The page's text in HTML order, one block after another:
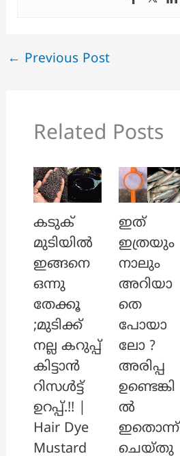
← Previous Post
Related Posts
കടുക്
മുടിയിൽ
ഇങ്ങനെ
ഒന്നു
തേക്കൂ
;മുടിക്ക്
നല്ല കറുപ്പ്
കിട്ടാൻ
റിസൾട്ട്
ഉറപ്പ്.!! |
Hair Dye
Mustard
ഇത്
ഇത്രയും
നാലും
അറിയാ
തെ
പോയാ
ലോ ?
അരിപ്പ
ഉണ്ടെങ്കി
ൽ
ഇതൊന്ന്
ചെയ്തു